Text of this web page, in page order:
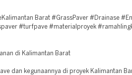
Barat #GrassPaver #Drainase
#turfpave #materialproyek
di Kalimantan Barat
dan kegunaannya di proyek Kalimantan